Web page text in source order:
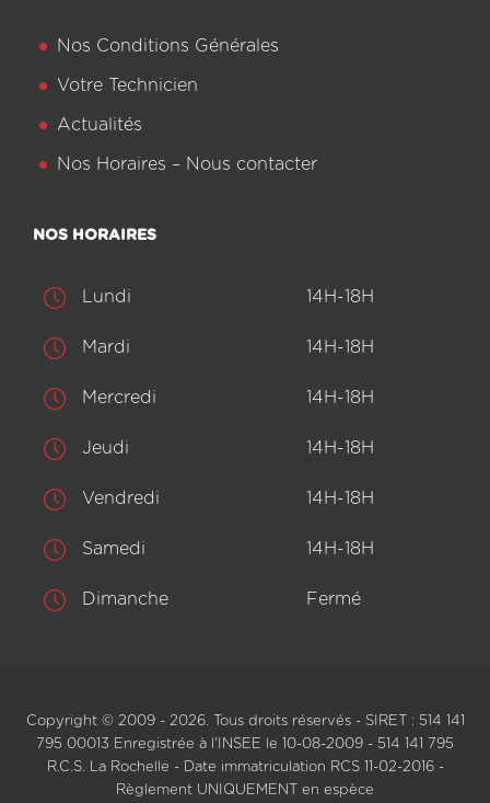
Nos Conditions Générales
Votre Technicien
Actualités
Nos Horaires – Nous contacter
NOS HORAIRES
Lundi 14H-18H
Mardi 14H-18H
Mercredi 14H-18H
Jeudi 14H-18H
Vendredi 14H-18H
Samedi 14H-18H
Dimanche Fermé
Copyright © 2009 - 2026. Tous droits réservés - SIRET : 514 141
795 00013 Enregistrée à l'INSEE le 10-08-2009 - 514 141 795
R.C.S. La Rochelle - Date immatriculation RCS 11-02-2016 -
Règlement UNIQUEMENT en espèce